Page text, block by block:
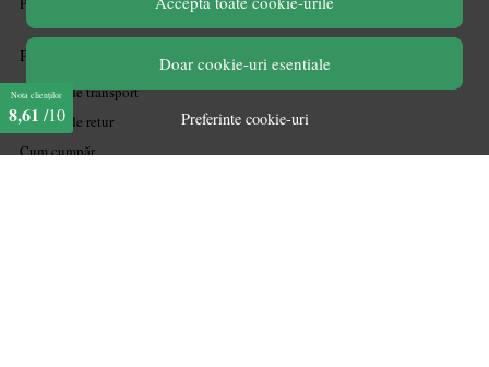
Doar cookie-uri esentiale
Preferinte cookie-uri
PLATA SI LIVRARE
Politica de transport
Politica de retur
Cum cumpăr
Nota clienților
8,61 /10